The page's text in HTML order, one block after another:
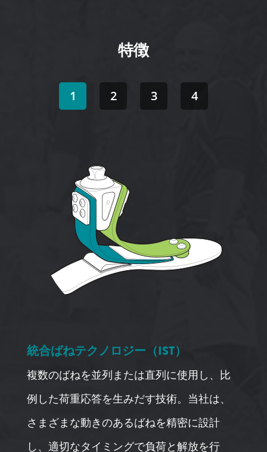
特徴
統合ばねテクノロジー（IST）
複数のばねを並列または直列に使用し、比
例した荷重応答を生みだす技術。当社は、
さまざまな動きのあるばねを精密に設計
し、適切なタイミングで負荷と解放を行
1 2 3 4